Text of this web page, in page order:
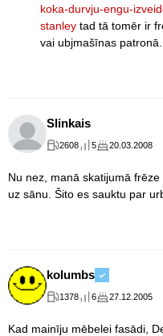
koka-durvju-engu-
stanley tad tā tomēr ir
vai ubjmašīnas patronā.
Slinkais
2608 5 20.03.2008
Nu nez, manā skatijumā
uz sānu. Šito es sauktu par
kolumbs
1378 6 27.12.2005
Kad mainīju mēbelei fasādi,